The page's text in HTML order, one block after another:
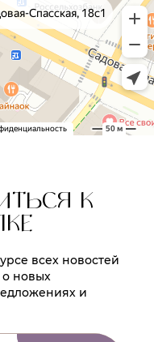
К
всех новостей
новых
и